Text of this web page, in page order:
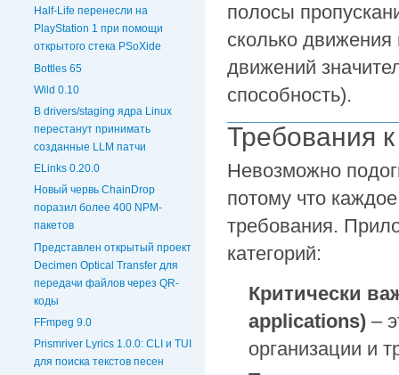
Half-Life перенесли на
PlayStation 1 при помощи
открытого стека PSoXide
Bottles 65
Wild 0.10
В drivers/staging ядра Linux
перестанут принимать
созданные LLM патчи
ELinks 0.20.0
Новый червь ChainDrop
поразил более 400 NPM-
пакетов
Представлен открытый проект
Decimen Optical Transfer для
передачи файлов через QR-
коды
FFmpeg 9.0
Prismriver Lyrics 1.0.0: CLI и TUI
для поиска текстов песен
полосы
сколько
движений
способность).
Требования
Невозможно
потому что
требования.
категорий:
Критически
applications) –
организации и